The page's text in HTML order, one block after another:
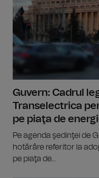
Guvern: Cadrul
Transelectrica
pe piaţa de
Pe agenda şedinţei de
hotărâre referitor la
pe piaţa de...